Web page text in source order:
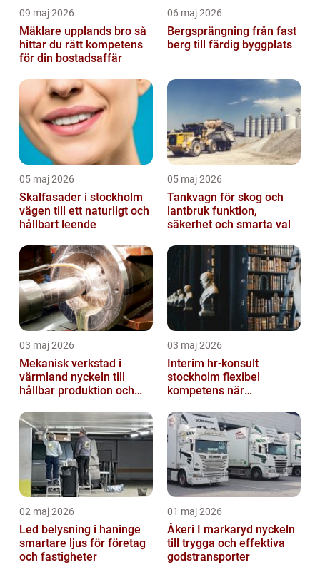
09 maj 2026
Mäklare upplands bro så
hittar du rätt kompetens
för din bostadsaffär
06 maj 2026
Bergsprängning från fast
berg till färdig byggplats
05 maj 2026
Skalfasader i stockholm
vägen till ett naturligt och
hållbart leende
05 maj 2026
Tankvagn för skog och
lantbruk funktion,
säkerhet och smarta val
03 maj 2026
Mekanisk verkstad i
värmland nyckeln till
hållbar produktion och
03 maj 2026
Interim hr-konsult
stockholm flexibel
kompetens när
stöd
02 maj 2026
Led belysning i haninge
smartare ljus för företag
och fastigheter
01 maj 2026
Åkeri I markaryd nyckeln
till trygga och effektiva
godstransporter